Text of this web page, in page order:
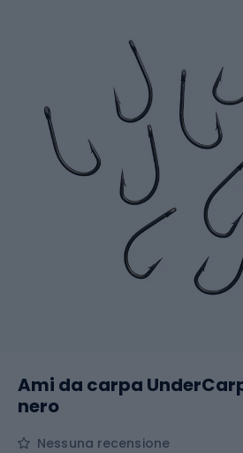
Ami da carpa
nero
Nessuna recensione